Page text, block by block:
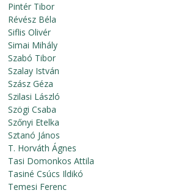
Pintér Tibor
Révész Béla
Siflis Olivér
Simai Mihály
Szabó Tibor
Szalay István
Szász Géza
Szilasi László
Szögi Csaba
Szőnyi Etelka
Sztanó János
T. Horváth Ágnes
Tasi Domonkos Attila
Tasiné Csúcs Ildikó
Temesi Ferenc